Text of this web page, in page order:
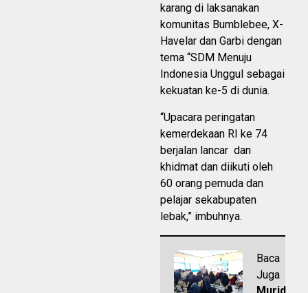
karang di laksanakan
komunitas Bumblebee, X-
Havelar dan Garbi dengan
tema “SDM Menuju
Indonesia Unggul sebagai
kekuatan ke-5 di dunia.
“Upacara peringatan
kemerdekaan RI ke 74
berjalan lancar dan
khidmat dan diikuti oleh
60 orang pemuda dan
pelajar sekabupaten
lebak,” imbuhnya.
Baca
Juga
Murid